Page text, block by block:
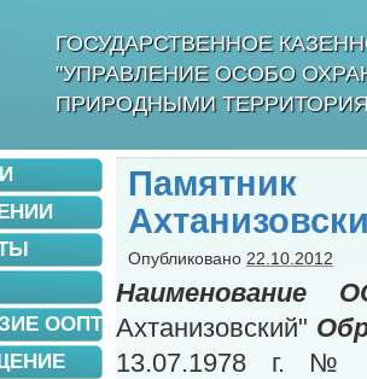
ГОСУДАРСТВЕННОЕ
"УПРАВЛЕНИЕ ОСОБО
ПРИРОДНЫМИ
Памятник
Опубликовано 22.10.2012
Наименование
Ахтанизовский"
13.07.1978 г. №
ООПТ